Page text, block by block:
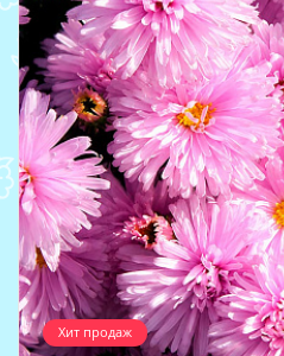
Хит продаж